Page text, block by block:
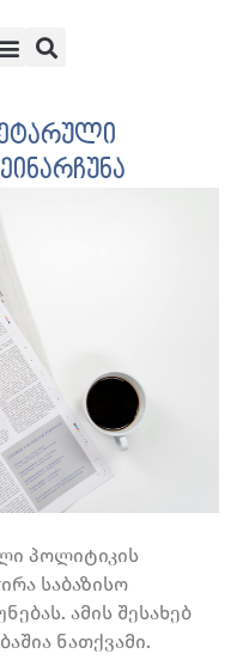
პოლიტიკის
საბაზისო
ამის შესახებ
ნათქვამი.